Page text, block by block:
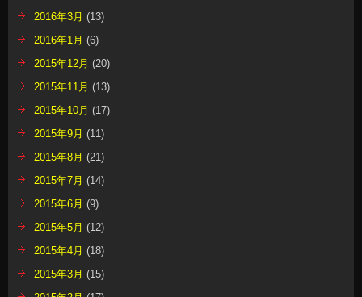
2016年3月 (13)
2016年1月 (6)
2015年12月 (20)
2015年11月 (13)
2015年10月 (17)
2015年9月 (11)
2015年8月 (21)
2015年7月 (14)
2015年6月 (9)
2015年5月 (12)
2015年4月 (18)
2015年3月 (15)